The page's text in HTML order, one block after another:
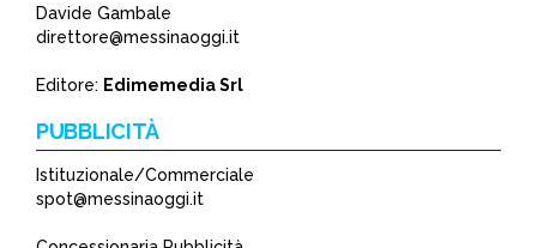
Davide Gambale
direttore@messinaoggi.it
Editore: Edimemedia Srl
PUBBLICITÀ
Istituzionale/Commerciale
spot@messinaoggi.it